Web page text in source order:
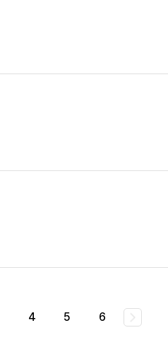
4 5 6